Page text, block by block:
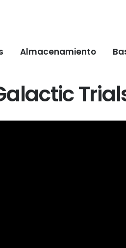
Almacenamiento